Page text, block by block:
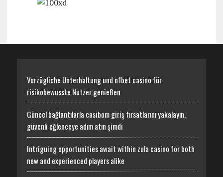
Vorzügliche Unterhaltung und n1bet casino für
risikobewusste Nutzer genießen
Güncel bağlantılarla casibom giriş fırsatlarını yakalayın,
güvenli eğlenceye adım atın şimdi
Intriguing opportunities await within zula casino for both
new and experienced players alike